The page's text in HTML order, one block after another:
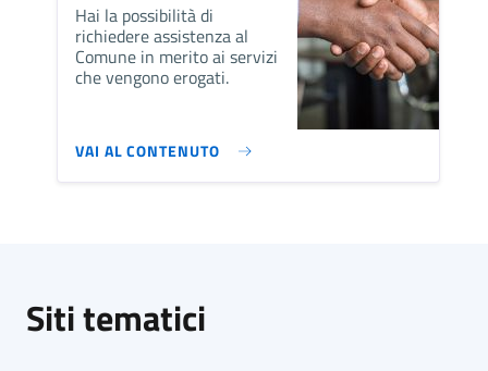
Hai la possibilità di
richiedere assistenza al
Comune in merito ai servizi
che vengono erogati.
VAI AL CONTENUTO
Siti tematici